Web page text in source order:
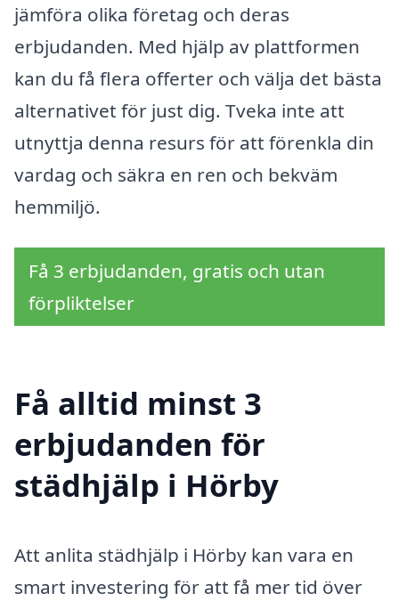
jämföra olika företag och deras
erbjudanden. Med hjälp av plattformen
kan du få flera offerter och välja det bästa
alternativet för just dig. Tveka inte att
utnyttja denna resurs för att förenkla din
vardag och säkra en ren och bekväm
hemmiljö.
Få 3 erbjudanden, gratis och utan
förpliktelser
Få alltid minst 3
erbjudanden för
städhjälp i Hörby
Att anlita städhjälp i Hörby kan vara en
smart investering för att få mer tid över